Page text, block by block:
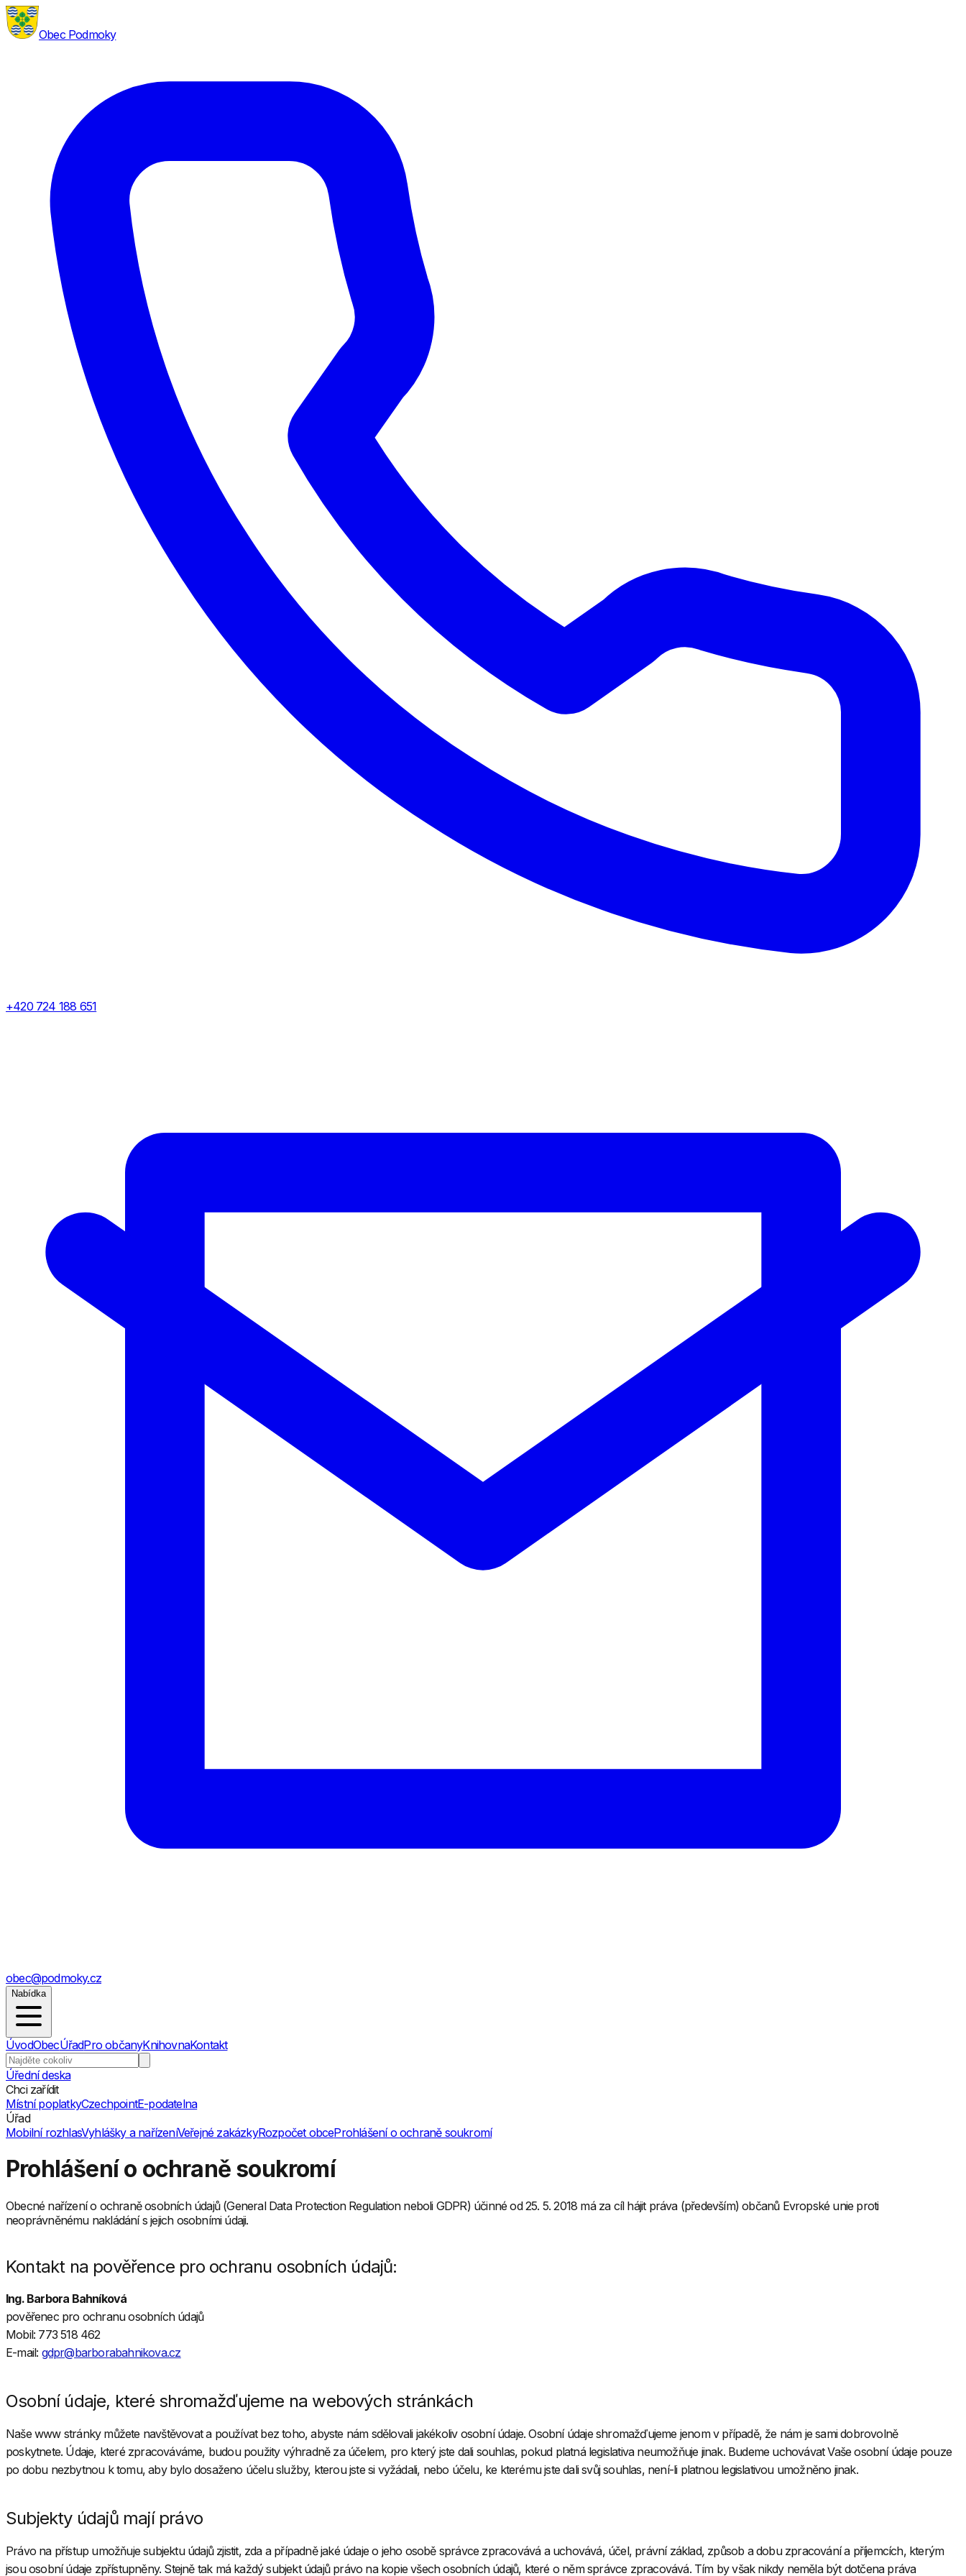
Obec Podmoky
+420 724 188 651
obec@podmoky.cz
Nabídka
ÚvodObecÚřadPro občanyKnihovnaKontakt
Úřední deska
Chci zařídit
Místní poplatkyCzechpointE-podatelna
Úřad
Mobilní rozhlasVyhlášky a nařízeníVeřejné zakázkyRozpočet obceProhlášení o ochraně soukromí
Prohlášení o ochraně soukromí
Obecné nařízení o ochraně osobních údajů (General Data Protection Regulation neboli GDPR) účinné od 25. 5. 2018 má za cíl hájit práva (především) občanů Evropské unie proti
neoprávněnému nakládání s jejich osobními údaji.
Kontakt na pověřence pro ochranu osobních údajů:
Ing. Barbora Bahníková
pověřenec pro ochranu osobních údajů
Mobil: 773 518 462
E-mail: gdpr@barborabahnikova.cz
Osobní údaje, které shromažďujeme na webových stránkách
Naše www stránky můžete navštěvovat a používat bez toho, abyste nám sdělovali jakékoliv osobní údaje. Osobní údaje shromažďujeme jenom v případě, že nám je sami dobrovolně
poskytnete. Údaje, které zpracováváme, budou použity výhradně za účelem, pro který jste dali souhlas, pokud platná legislativa neumožňuje jinak. Budeme uchovávat Vaše osobní údaje pouze
po dobu nezbytnou k tomu, aby bylo dosaženo účelu služby, kterou jste si vyžádali, nebo účelu, ke kterému jste dali svůj souhlas, není-li platnou legislativou umožněno jinak.
Subjekty údajů mají právo
Právo na přístup umožňuje subjektu údajů zjistit, zda a případně jaké údaje o jeho osobě správce zpracovává a uchovává, účel, právní základ, způsob a dobu zpracování a příjemcích, kterým
jsou osobní údaje zpřístupněny. Stejně tak má každý subjekt údajů právo na kopie všech osobních údajů, které o něm správce zpracovává. Tím by však nikdy neměla být dotčena práva